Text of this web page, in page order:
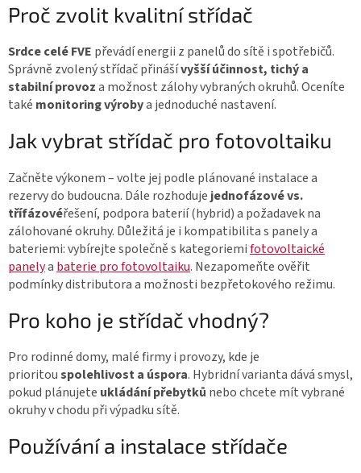
l
d
a
c
í
p
r
v
k
y
v
ý
p
i
s
u
Proč zvolit kvalitní střídač
Srdce celé FVE převádí energii z panelů do sítě i spotřebičů.
Správně zvolený střídač přinášívyšší účinnost, tichý a
stabilní provoza možnost zálohy vybraných okruhů. Oceníte
také monitoring výrobya jednoduché nastavení.
Jak vybrat střídač pro fotovoltaiku
Začněte výkonem – volte jej podle plánované instalace a
rezervy do budoucna. Dále rozhoduje jednofázové vs.
třífázovéřešení, podpora baterií (hybrid) a požadavek na
zálohované okruhy. Důležitá je i kompatibilita s panely a
bateriemi: vybírejte společně s kategoriemifotovoltaické
panelya baterie pro fotovoltaiku. Nezapomeňte ověřit
podmínky distributora a možnosti bezpřetokového režimu.
Pro koho je střídač vhodný?
Pro rodinné domy, malé firmy i provozy, kde je
prioritouspolehlivost a úspora. Hybridní varianta dává smysl,
pokud plánujete ukládání přebytků nebo chcete mít vybrané
okruhy v chodu při výpadku sítě.
Používání a instalace střídače